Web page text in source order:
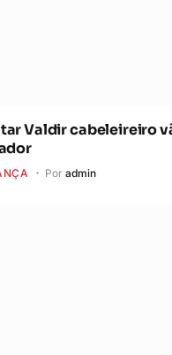
Valdir cabeleireiro
Por admin